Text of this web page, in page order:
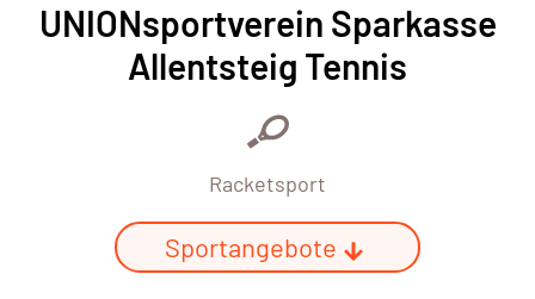
UNIONsportverein Sparkasse
Allentsteig Tennis
Racketsport
Sportangebote